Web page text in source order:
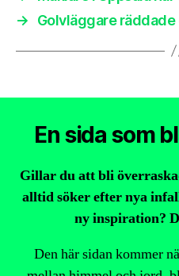
→
Golvläggare
En sida som
Gillar du att bli
alltid söker efter nya
ny inspiration?
Den här sidan kommer